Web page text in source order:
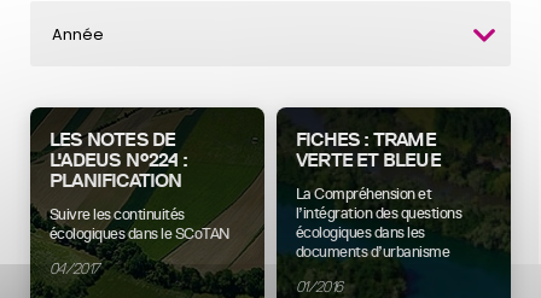
Année
LES NOTES DE
L'ADEUS N°224 :
PLANIFICATION
Suivre les continuités
écologiques dans le SCoTAN
04/2017
FICHES : TRAME
VERTE ET BLEUE
La Compréhension et
l’intégration des questions
écologiques dans les
documents d’urbanisme
01/2016